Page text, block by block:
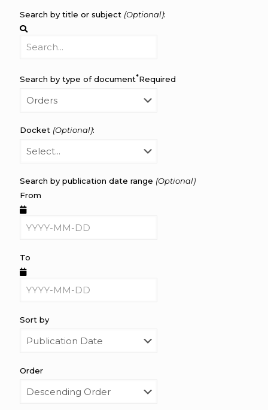
Search by title or subject (Optional):
Search by type of document*Required
Docket (Optional):
Search by publication date range (Optional)
From
To
Sort by
Order